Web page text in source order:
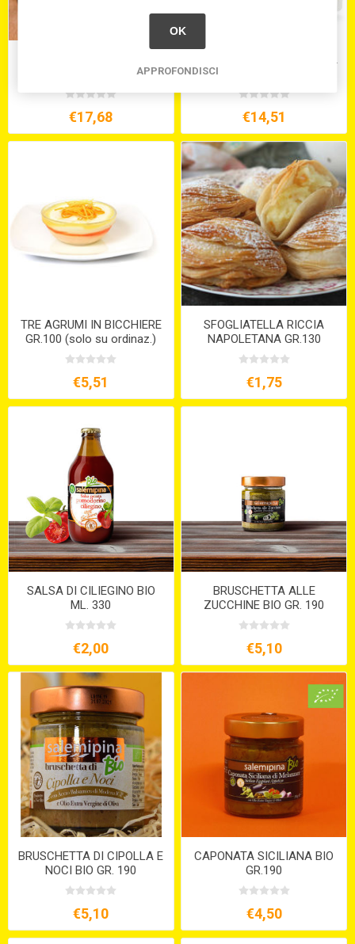
€17,68
ZUCCHINE GRIGLIATE O.S.G.
VASCHETTA KG.1
€14,51
TRE AGRUMI IN BICCHIERE
GR.100 (solo su ordinaz.)
€5,51
SFOGLIATELLA RICCIA
NAPOLETANA GR.130
€1,75
SALSA DI CILIEGINO BIO
ML. 330
€2,00
BRUSCHETTA ALLE
ZUCCHINE BIO GR. 190
€5,10
BRUSCHETTA DI CIPOLLA E
NOCI BIO GR. 190
€5,10
CAPONATA SICILIANA BIO
GR.190
€4,50
OK
APPROFONDISCI